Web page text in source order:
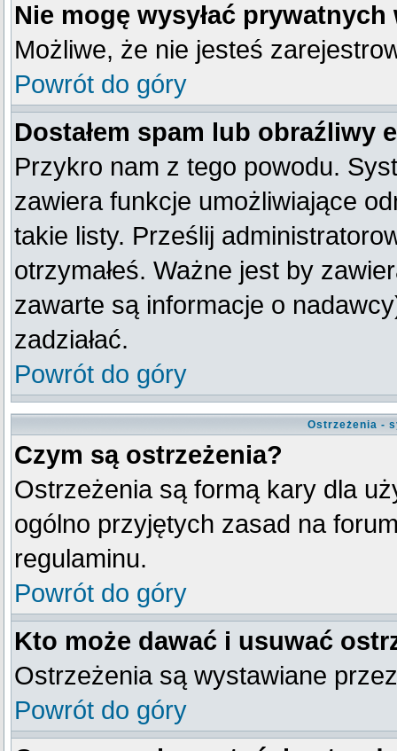
Nie mogę wysyłać
Możliwe, że nie jesteś
Powrót do góry
Dostałem spam lub obraźliwy
Przykro nam z tego powodu.
zawiera funkcje umożliwiające
takie listy. Prześlij
otrzymałeś. Ważne jest by
zawarte są informacje o
zadziałać.
Powrót do góry
Ostrzeżenia -
Czym są ostrzeżenia?
Ostrzeżenia są formą kary dla
ogólno przyjętych zasad na
regulaminu.
Powrót do góry
Kto może dawać i usuwać
Ostrzeżenia są wystawiane
Powrót do góry